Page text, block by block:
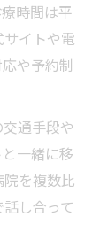
時間は平
イトや電
や予約制
通手段や
一緒に移
を複数比
し合って